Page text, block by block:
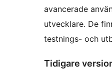
avancerade
utvecklare. De
testnings- och
Tidigare